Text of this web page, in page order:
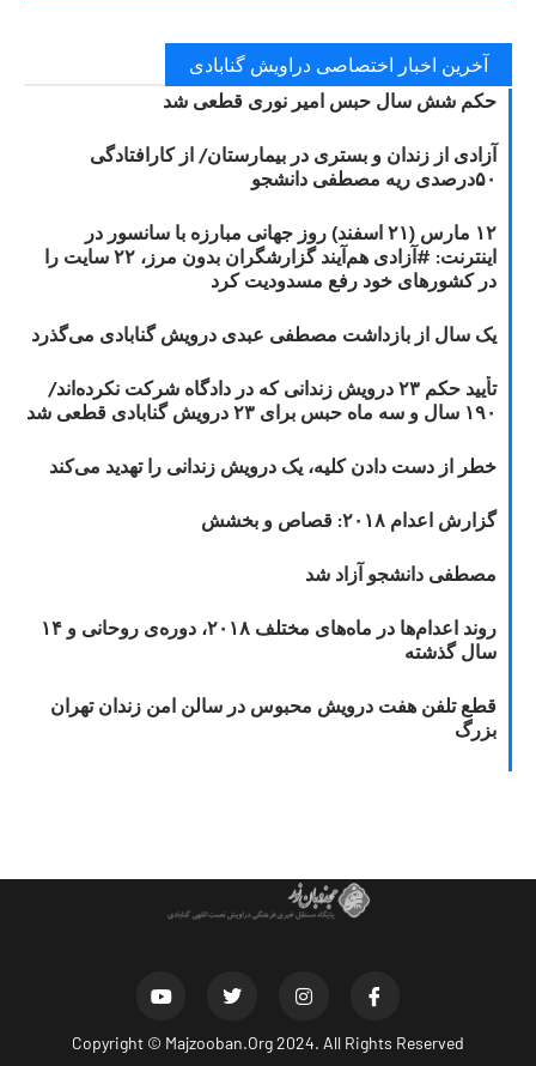
آخرین اخبار اختصاصی دراویش گنابادی
حکم شش سال حبس امیر نوری قطعی شد
آزادی از زندان و بستری در بیمارستان/ از کارافتادگی
۵۰درصدی ریه مصطفی دانشجو
۱۲ مارس (۲۱ اسفند) روز جهانی مبارزه با سانسور در
اینترنت: #آزادی هم‌آیند گزارشگران‌ بدون مرز، ۲۲ سایت را
در کشورهای خود رفع مسدودیت کرد
یک سال از بازداشت مصطفی عبدی درویش گنابادی می‌گذرد
تأیید حکم ۲۳ درویش زندانی که در دادگاه شرکت نکرده‌اند/
۱۹۰ سال و سه ماه حبس برای ۲۳ درویش گنابادی قطعی شد
خطر از دست دادن کلیه، یک درویش زندانی را تهدید می‌کند
گزارش اعدام ۲۰۱۸: قصاص و بخشش
مصطفی دانشجو آزاد شد
روند اعدام‌ها در ماه‌های مختلف ۲۰۱۸، دوره‌ی روحانی و ۱۴
سال گذشته
قطع تلفن هفت درویش محبوس در سالن امن زندان تهران
بزرگ
Copyright © Majzooban.Org2024. All Rights Reserved